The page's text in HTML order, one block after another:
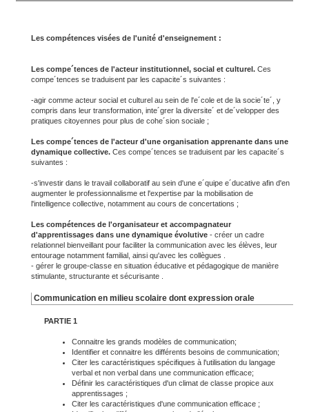
Les compétences visées de l'unité d'enseignement :
Les compe´tences de l'acteur institutionnel, social et culturel. Ces
compe´tences se traduisent par les capacite´s suivantes :
-agir comme acteur social et culturel au sein de l'e´cole et de la socie´te´, y
compris dans leur transformation, inte´grer la diversite´ et de´velopper des
pratiques citoyennes pour plus de cohe´sion sociale ;
Les compe´tences de l'acteur d'une organisation apprenante dans une
dynamique collective. Ces compe´tences se traduisent par les capacite´s
suivantes :
-s'investir dans le travail collaboratif au sein d'une e´quipe e´ducative afin d'en
augmenter le professionnalisme et l'expertise par la mobilisation de
l'intelligence collective, notamment au cours de concertations ;
Les compétences de l'organisateur et accompagnateur
d'apprentissages dans une dynamique évolutive - créer un cadre
relationnel bienveillant pour faciliter la communication avec les élèves, leur
entourage notamment familial, ainsi qu'avec les collègues .
- gérer le groupe-classe en situation éducative et pédagogique de manière
stimulante, structurante et sécurisante .
Communication en milieu scolaire dont expression orale
PARTIE 1
Connaitre les grands modèles de communication;
Identifier et connaitre les différents besoins de communication;
Citer les caractéristiques spécifiques à l'utilisation du langage
verbal et non verbal dans une communication efficace;
Définir les caractéristiques d'un climat de classe propice aux
apprentissages ;
Citer les caractéristiques d'une communication efficace ;